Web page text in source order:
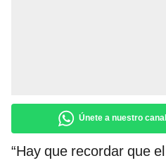
Únete a nuestro
“Hay que recordar que